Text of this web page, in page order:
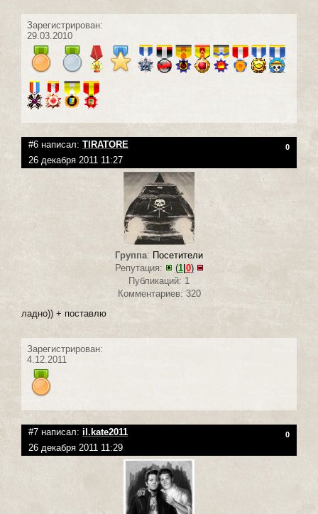
Зарегистрирован:
29.03.2010
#6 написал: TIRATORE 0
26 декабря 2011 11:27
Группа: Посетители
Репутация:
(1| 0)
Публикаций: 1
Комментариев: 320
ладно)) + поставлю
Зарегистрирован:
4.12.2011
#7 написал: il.kate2011 0
26 декабря 2011 11:29